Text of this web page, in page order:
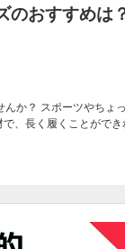
のおすすめは
か？ スポーツやちょ
、長く履くことができ